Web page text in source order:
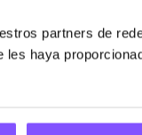
partners de
haya
estudios, tras lo
depositan en su